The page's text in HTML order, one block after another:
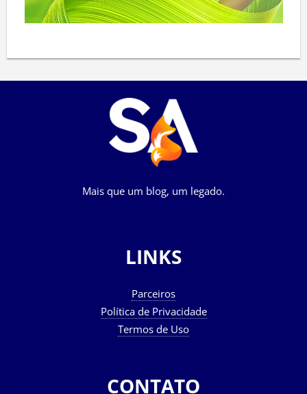
Mais que um blog, um legado.
LINKS
Parceiros
Política de Privacidade
Termos de Uso